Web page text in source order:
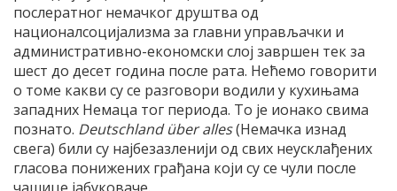
послератног немачког друштва од
националсоцијализма за главни управљачки и
административно-економски слој завршен тек за
шест до десет година после рата. Нећемо говорити
о томе какви су се разговори водили у кухињама
западних Немаца тог периода. То је ионако свима
познато. Deutschland über alles(Немачка изнад
свега) били су најбезазленији од свих неусклађених
гласова понижених грађана који су се чули после